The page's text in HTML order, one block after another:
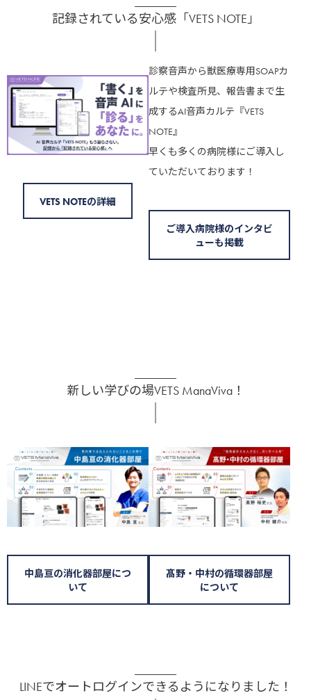
記録されている安心感「VETS NOTE」
VETS NOTEの詳細
診察音声から獣医療専用SOAPカ
ルテや検査所見、報告書まで生
成するAI音声カルテ『VETS
NOTE』
早くも多くの病院様にご導入し
ていただいております！
ご導入病院様のインタビ
ューも掲載
新しい学びの場VETS ManaViva！
中島亘の消化器部屋につ
いて
髙野・中村の循環器部屋
について
LINEでオートログインできるようになりました！